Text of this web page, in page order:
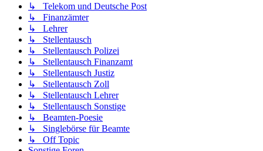
↳ Telekom und Deutsche Post
↳ Finanzämter
↳ Lehrer
↳ Stellentausch
↳ Stellentausch Polizei
↳ Stellentausch Finanzamt
↳ Stellentausch Justiz
↳ Stellentausch Zoll
↳ Stellentausch Lehrer
↳ Stellentausch Sonstige
↳ Beamten-Poesie
↳ Singlebörse für Beamte
↳ Off Topic